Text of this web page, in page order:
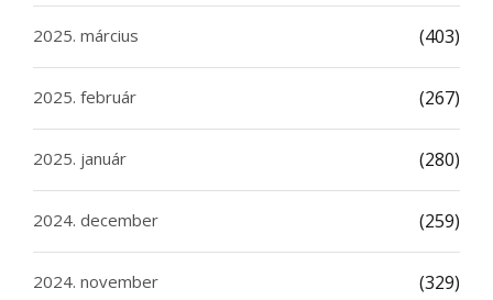
2025. március (403)
2025. február (267)
2025. január (280)
2024. december (259)
2024. november (329)